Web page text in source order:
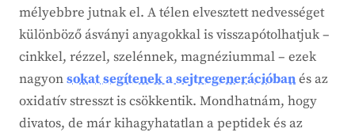
mélyebbre jutnak el. A télen elvesztett nedvességet
különböző ásványi anyagokkal is visszapótolhatjuk –
cinkkel, rézzel, szelénnek, magnéziummal – ezek
nagyonsokat segítenek a sejtregenerációbanés az
oxidatív stresszt is csökkentik. Mondhatnám, hogy
divatos, de már kihagyhatatlan a peptidek és az